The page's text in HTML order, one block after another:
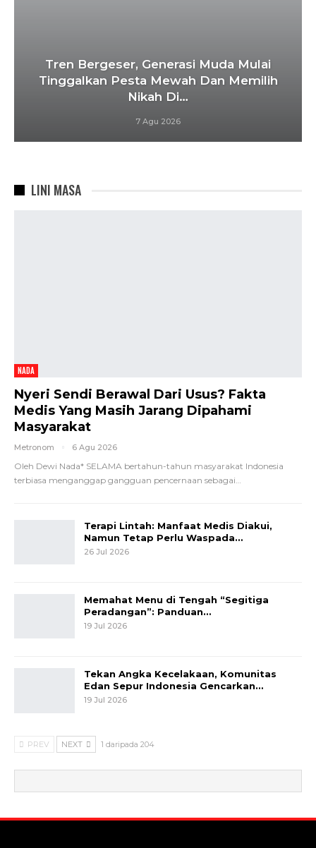
Tren Bergeser, Generasi Muda Mulai
Tinggalkan Pesta Mewah Dan Memilih
Nikah Di…
7 Agu 2026
LINI MASA
NADA
Nyeri Sendi Berawal Dari Usus? Fakta
Medis Yang Masih Jarang Dipahami
Masyarakat
Metronom 6 Agu 2026
Oleh Dewi Nada* SELAMA bertahun-tahun masyarakat Indonesia
terbiasa menganggap gangguan pencernaan sebagai
Terapi Lintah: Manfaat Medis Diakui,
Namun Tetap Perlu Waspada…
26 Jul 2026
Memahat Menu di Tengah “Segitiga
Peradangan”: Panduan…
19 Jul 2026
Tekan Angka Kecelakaan, Komunitas
Edan Sepur Indonesia Gencarkan…
19 Jul 2026
PREV NEXT 1 daripada 204